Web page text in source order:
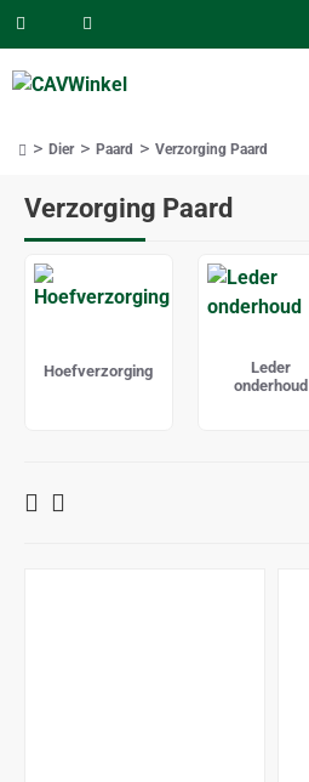
Verzorging Paard
Dier Paard Verzorging Paard
Hoefverzorging
Leder
onderhoud